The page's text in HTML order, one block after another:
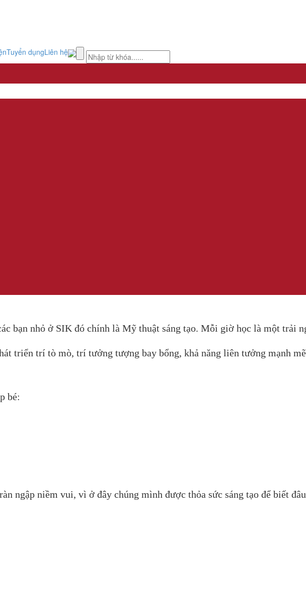
Tuyển dụngLiên hệ
bạn nhỏ ở SIK đó chính là Mỹ thuật sáng tạo. Mỗi giờ học là một trải
triển trí tò mò, trí tưởng tượng bay bổng, khả năng liên tưởng mạnh
bé:
ngập niềm vui, vì ở đây chúng mình được thỏa sức sáng tạo để biết